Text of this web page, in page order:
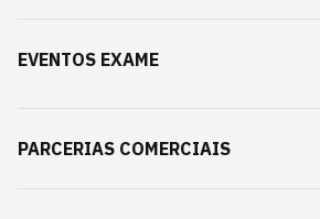
EVENTOS EXAME
PARCERIAS COMERCIAIS